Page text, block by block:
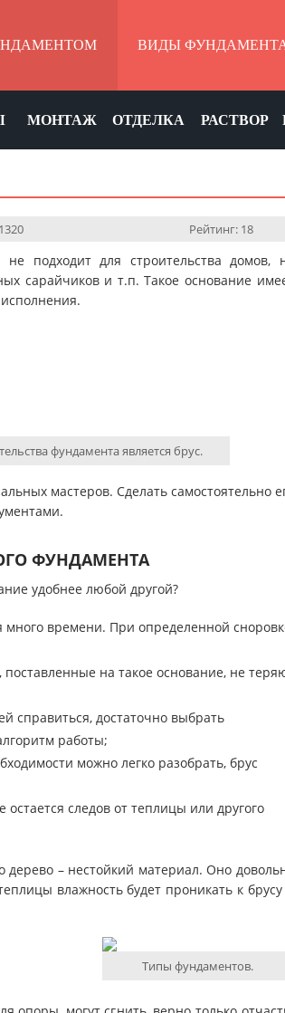
МОНТАЖ ОТДЕЛКА РАСТВОР
ВИДЫ
Рейтинг: 18
подходит для строительства домов,
сарайчиков и т.п. Такое основание
фундамента является брус.
мастеров. Сделать самостоятельно
ФУНДАМЕНТА
удобнее любой другой?
много времени. При определенной
на такое основание, не
справиться, достаточно выбрать
работы;
можно легко разобрать, брус
следов от теплицы или другого
– нестойкий материал. Оно
влажность будет проникать к брусу
Типы фундаментов.